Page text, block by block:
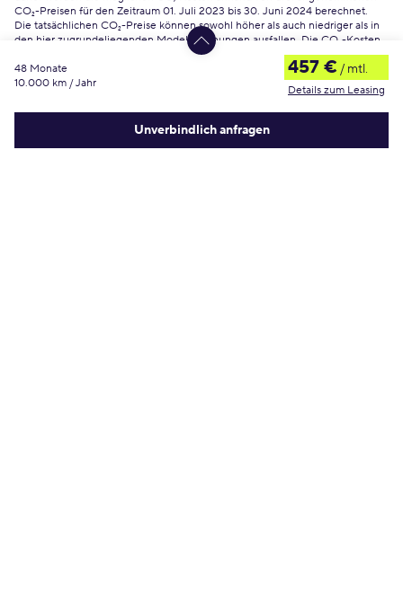
CO₂-Preisen für den Zeitraum 01. Juli 2023 bis 30. Juni 2024 berechnet.
Die tatsächlichen CO₂-Preise können sowohl höher als auch niedriger als in
den hier zugrundeliegenden Modellrechnungen ausfallen. Die CO₂-Kosten
sind beim Tanken mit den Kraftstoffkosten zu bezahlen. Weitere
Informationen unter www.alternativ-mobil.info
erstellt am 7.8.2026
48 Monate
10.000 km / Jahr
457 € / mtl.
Details zum Leasing
Unverbindlich anfragen